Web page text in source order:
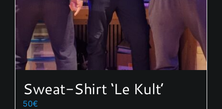
page
du
produit
Sweat-Shirt ‘Le Kult’
50€